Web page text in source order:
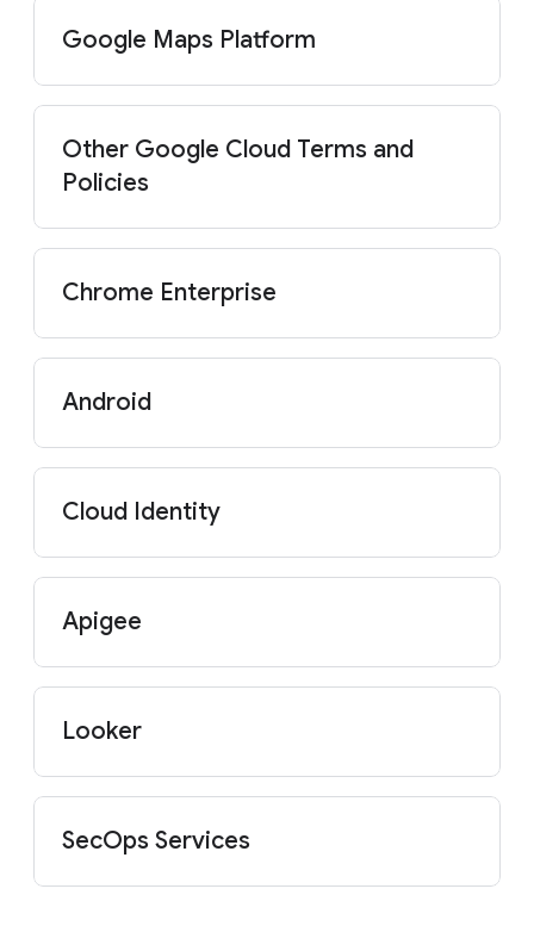
Google Maps Platform
Other Google Cloud Terms and
Policies
Chrome Enterprise
Android
Cloud Identity
Apigee
Looker
SecOps Services